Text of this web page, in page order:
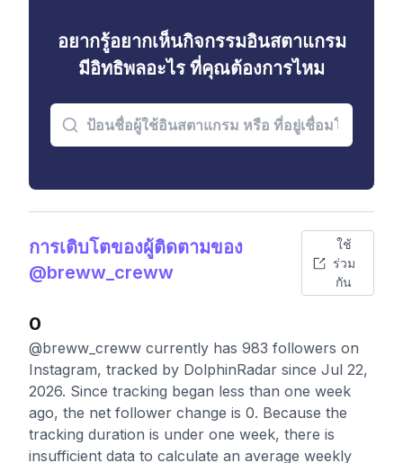
อยากรู้อยากเห็นกิจกรรมอินสตาแกรม
มีอิทธิพลอะไร ที่คุณต้องการไหม
การเติบโตของผู้ติดตามของ
@breww_creww
ใช้
ร่วม
กัน
0
@breww_creww currently has 983 followers on
Instagram, tracked by DolphinRadar since Jul 22,
2026. Since tracking began less than one week
ago, the net follower change is 0. Because the
tracking duration is under one week, there is
insufficient data to calculate an average weekly